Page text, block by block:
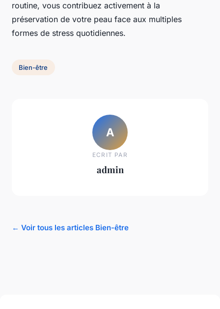
routine, vous contribuez activement à la
préservation de votre peau face aux multiples
formes de stress quotidiennes.
Bien-être
A
ECRIT PAR
admin
← Voir tous les articles Bien-être